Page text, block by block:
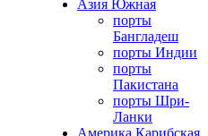
Азия Южная
порты
Бангладеш
порты Индии
порты
Пакистана
порты Шри-
Ланки
Америка Карибская